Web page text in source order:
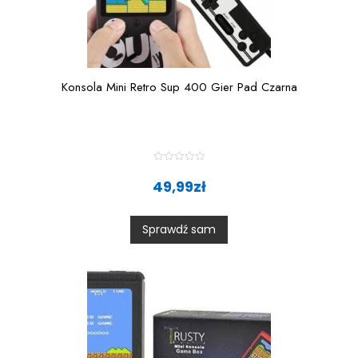
Konsola Mini Retro Sup 400 Gier Pad Czarna
t
0
o
t
49,99zł
Sprawdź sam